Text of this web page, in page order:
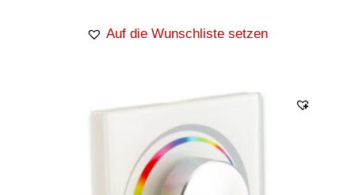
Auf die Wunschliste setzen